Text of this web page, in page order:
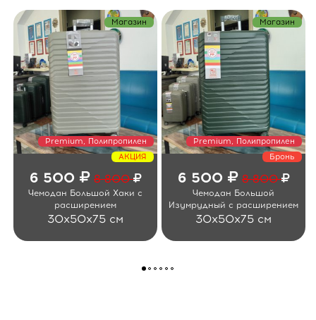
Магазин
Premium, Полипропилен
АКЦИЯ
6 500 8 800
Чемодан Большой Хаки с
расширением
30x50x75 см
Магазин
Premium, Полипропилен
Бронь
6 500 8 800
Чемодан Большой
Изумрудный с расширением
30x50x75 см